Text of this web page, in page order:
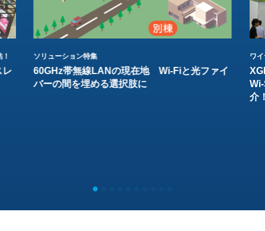
レ
ソリューション特集
60GHz帯無線LANの現在地 Wi-Fiと光ファイ
バーの間を埋める選択肢に
ワ
介